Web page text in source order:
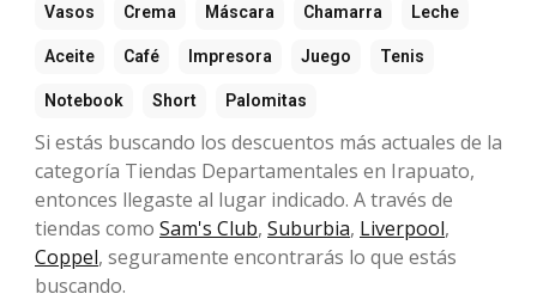
Vasos Crema Máscara Chamarra Leche
Aceite Café Impresora Juego Tenis
Notebook Short Palomitas
Si estás buscando los descuentos más actuales de la
categoría Tiendas Departamentales en Irapuato,
entonces llegaste al lugar indicado. A través de
tiendas como Sam's Club, Suburbia, Liverpool,
Coppel, seguramente encontrarás lo que estás
buscando.